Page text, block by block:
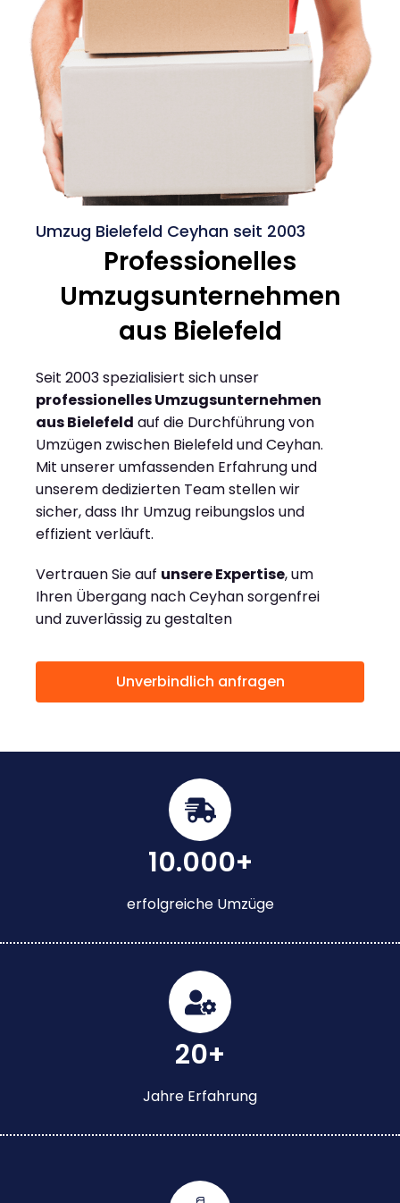
Umzug Bielefeld Ceyhan seit 2003
Professionelles
Umzugsunternehmen
aus Bielefeld
Seit 2003 spezialisiert sich unser
professionelles Umzugsunternehmen
aus Bielefeld auf die Durchführung von
Umzügen zwischen Bielefeld und Ceyhan.
Mit unserer umfassenden Erfahrung und
unserem dedizierten Team stellen wir
sicher, dass Ihr Umzug reibungslos und
effizient verläuft.
Vertrauen Sie auf unsere Expertise, um
Ihren Übergang nach Ceyhan sorgenfrei
und zuverlässig zu gestalten
Unverbindlich anfragen
10.000+
erfolgreiche Umzüge
20+
Jahre Erfahrung